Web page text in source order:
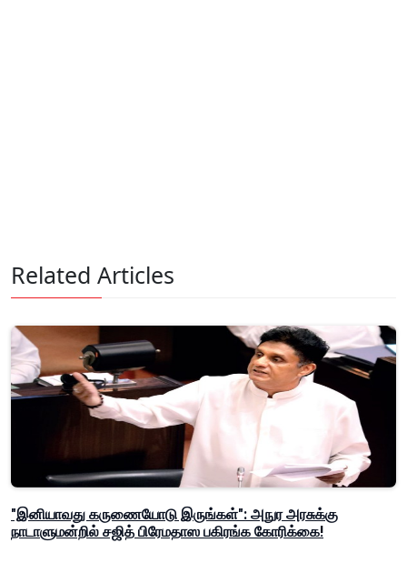
Related Articles
"இனியாவது கருணையோடு இருங்கள்": அநுர அரசுக்கு
நாடாளுமன்றில் சஜித் பிரேமதாஸ பகிரங்க கோரிக்கை!